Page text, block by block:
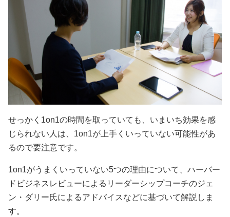
せっかく1on1の時間を取っていても、いまいち効果を感
じられない人は、1on1が上手くいっていない可能性があ
るので要注意です。
1on1がうまくいっていない5つの理由について、ハーバー
ドビジネスレビューによるリーダーシップコーチのジェ
ン・ダリー氏によるアドバイスなどに基づいて解説しま
す。